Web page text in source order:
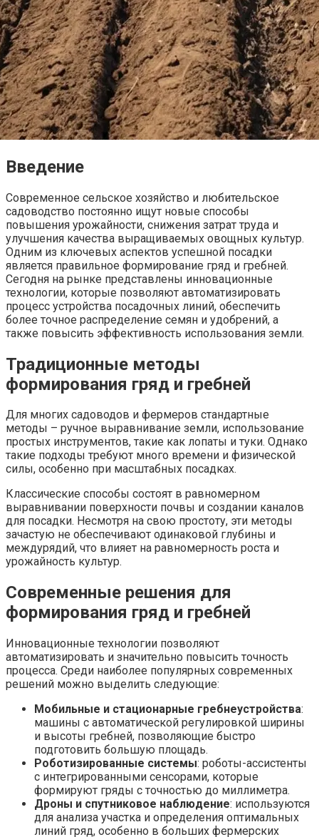
Введение
Современное сельское хозяйство и любительское
садоводство постоянно ищут новые способы
повышения урожайности, снижения затрат труда и
улучшения качества выращиваемых овощных культур.
Одним из ключевых аспектов успешной посадки
является правильное формирование гряд и гребней.
Сегодня на рынке представлены инновационные
технологии, которые позволяют автоматизировать
процесс устройства посадочных линий, обеспечить
более точное распределение семян и удобрений, а
также повысить эффективность использования земли.
Традиционные методы
формирования гряд и гребней
Для многих садоводов и фермеров стандартные
методы – ручное выравнивание земли, использование
простых инструментов, такие как лопаты и туки. Однако
такие подходы требуют много времени и физической
силы, особенно при масштабных посадках.
Классические способы состоят в равномерном
выравнивании поверхности почвы и создании каналов
для посадки. Несмотря на свою простоту, эти методы
зачастую не обеспечивают одинаковой глубины и
междурядий, что влияет на равномерность роста и
урожайность культур.
Современные решения для
формирования гряд и гребней
Инновационные технологии позволяют
автоматизировать и значительно повысить точность
процесса. Среди наиболее популярных современных
решений можно выделить следующие:
Мобильные и стационарные гребнеустройства:
машины с автоматической регулировкой ширины
и высоты гребней, позволяющие быстро
подготовить большую площадь.
Роботизированные системы: роботы-ассистенты
с интегрированными сенсорами, которые
формируют гряды с точностью до миллиметра.
Дроны и спутниковое наблюдение: используются
для анализа участка и определения оптимальных
линий гряд, особенно в больших фермерских